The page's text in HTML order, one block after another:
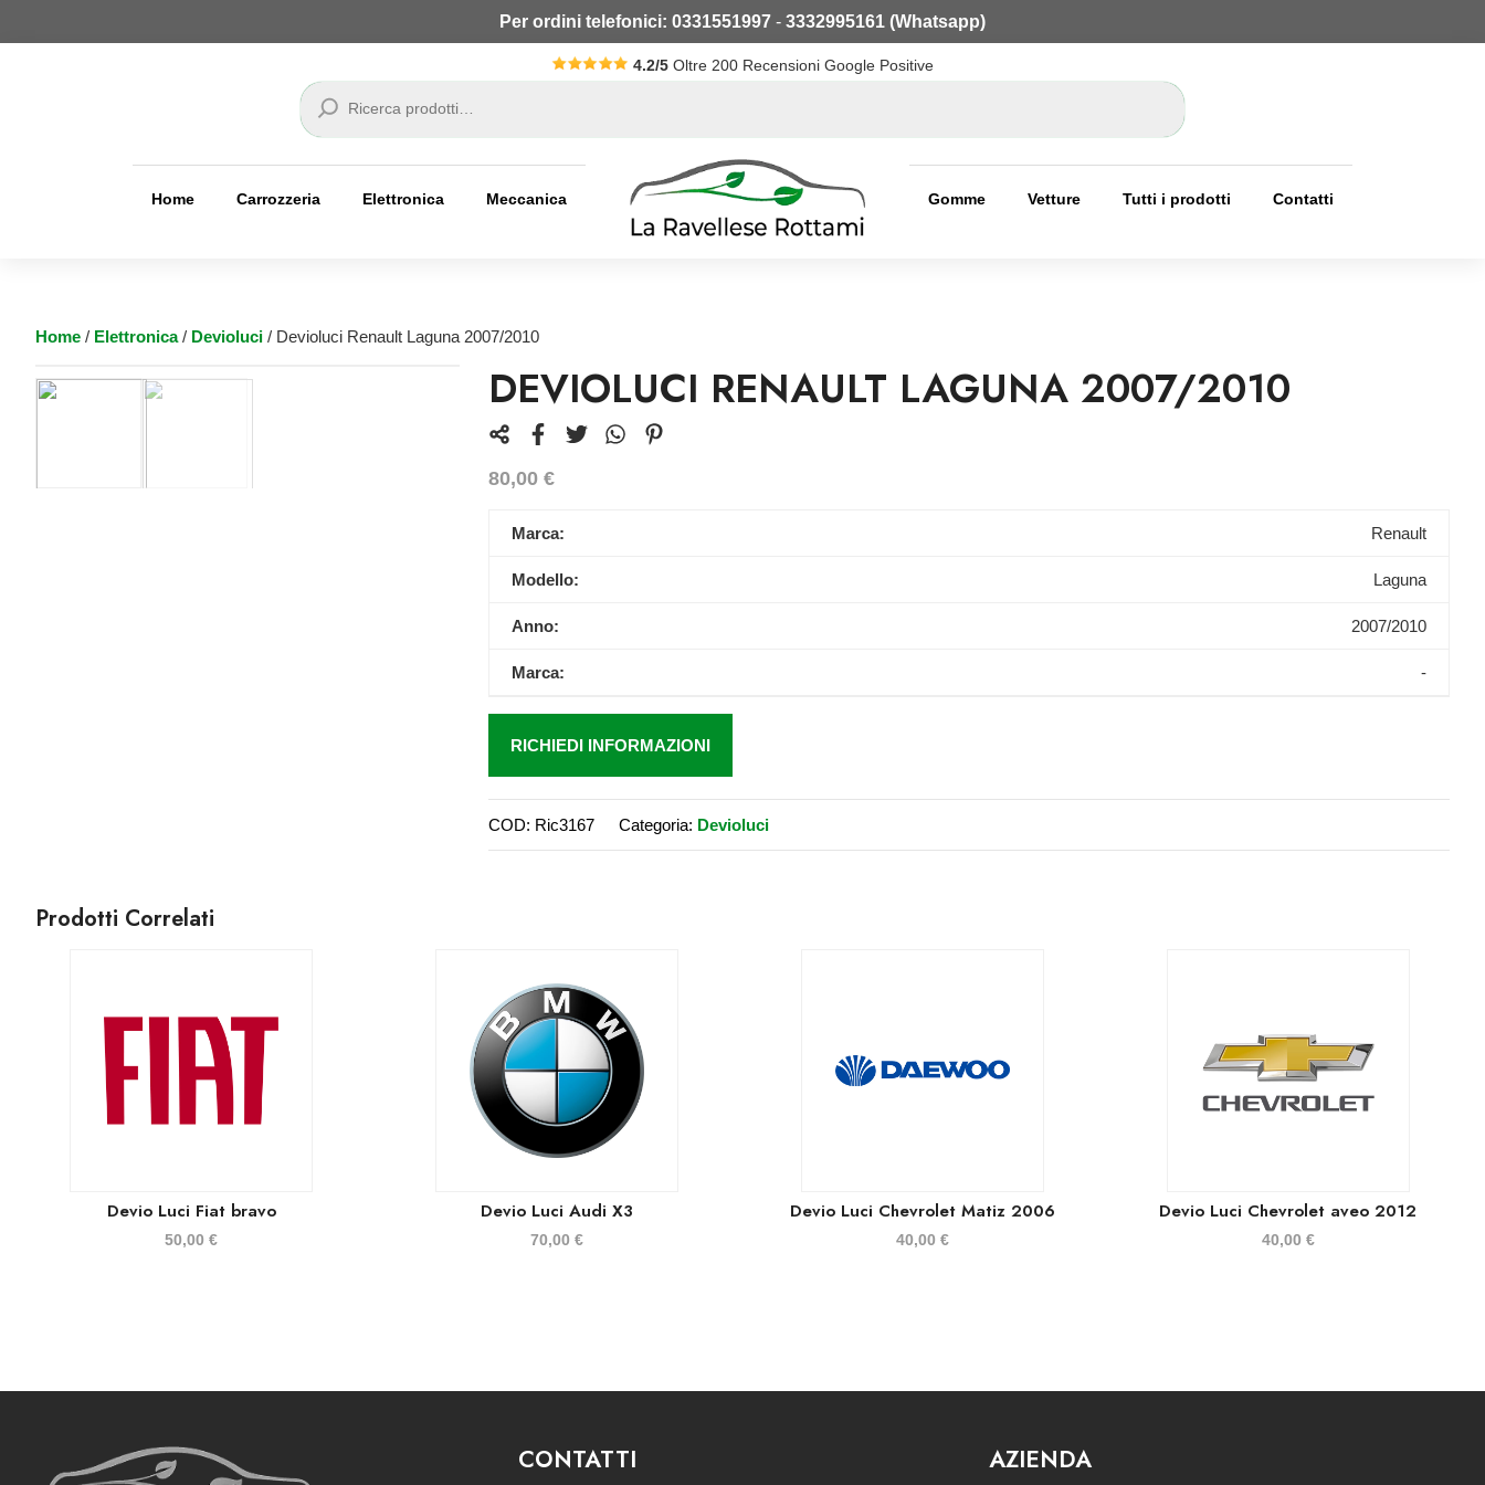
Per ordini telefonici: 0331551997 - 3332995161 (Whatsapp)
4.2/5 Oltre 200 Recensioni Google Positive
Cerca
Home Carrozzeria Elettronica Meccanica Gomme Vetture Tutti i prodotti Contatti
Home / Elettronica/ Devioluci / Devioluci Renault Laguna 2007/2010
DEVIOLUCI RENAULT LAGUNA 2007/2010
80,00 €
Marca: Renault
Modello: Laguna
Anno: 2007/2010
Marca: -
RICHIEDI INFORMAZIONI
COD: Ric3167 Categoria: Devioluci
Prodotti Correlati
Devio Luci Fiat bravo
50,00€
Devio Luci Audi X3
70,00 €
Devio Luci Chevrolet Matiz 2006
40,00 €
Devio Luci Chevrolet aveo 2012
40,00 €
CONTATTI AZIENDA